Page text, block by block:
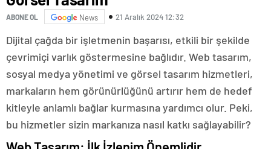
ABONE OL News 21 Aralık 2024 12:32
Dijital çağda bir işletmenin başarısı, etkili bir şekilde
çevrimiçi varlık göstermesine bağlıdır. Web tasarım,
sosyal medya yönetimi ve görsel tasarım hizmetleri,
markaların hem görünürlüğünü artırır hem de hedef
kitleyle anlamlı bağlar kurmasına yardımcı olur. Peki,
bu hizmetler sizin markanıza nasıl katkı sağlayabilir?